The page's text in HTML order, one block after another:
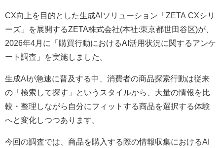
CX向上を目的とした生成AIソリューション「ZETA CXシリ
ーズ」を展開するZETA株式会社(本社:東京都世田谷区)が、
2026年4月に「購買行動におけるAI活用状況に関するアンケ
ート調査」を実施しました。
生成AIが急速に普及する中、消費者の商品探索行動は従来
の「検索して探す」というスタイルから、大量の情報を比
較・整理しながら自分にフィットする商品を選択する体験
へと変化しつつあります。
今回の調査では、商品を購入する際の情報収集におけるAI